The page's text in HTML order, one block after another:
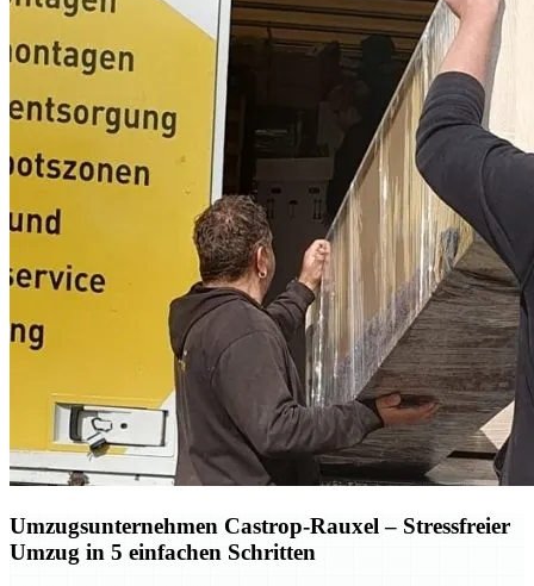
Umzugsunternehmen Castrop-Rauxel – Stressfreier
Umzug in 5 einfachen Schritten